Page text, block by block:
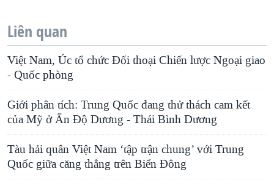
Liên quan
Việt Nam, Úc tổ chức Đối thoại Chiến lược Ngoại giao
- Quốc phòng
Giới phân tích: Trung Quốc đang thử thách cam kết
của Mỹ ở Ấn Độ Dương - Thái Bình Dương
Tàu hải quân Việt Nam ‘tập trận chung’ với Trung
Quốc giữa căng thẳng trên Biển Đông